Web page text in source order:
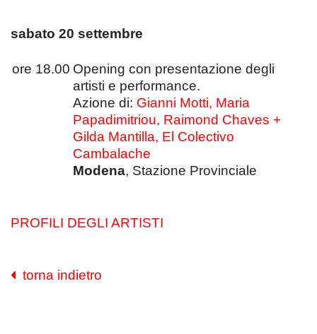
sabato 20 settembre
ore 18.00 Opening con presentazione degli
artisti e performance.
Azione di: Gianni Motti, Maria
Papadimitriou, Raimond Chaves +
Gilda Mantilla, El Colectivo
Cambalache
Modena, Stazione Provinciale
PROFILI DEGLI ARTISTI
torna indietro